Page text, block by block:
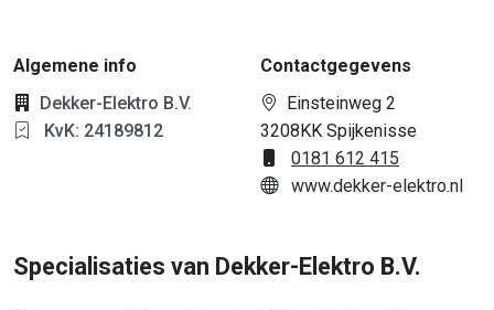
Algemene info
Dekker-Elektro B.V.
KvK: 24189812
Contactgegevens
Einsteinweg 2
3208KK Spijkenisse
0181 612 415
www.dekker-elektro.nl
Specialisaties van Dekker-Elektro B.V.